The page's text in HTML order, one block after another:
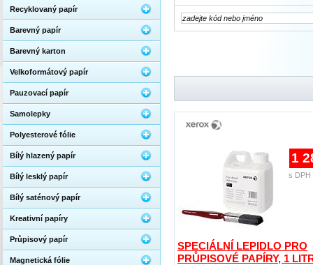
SPECIÁLNÍ LEPIDLO PRO
PRŮPISOVÉ PAPÍRY, 1
1
s DPH
Recyklovaný papír
Barevný papír
Barevný karton
Velkoformátový papír
Pauzovací papír
Samolepky
Polyesterové fólie
Bílý hlazený papír
Bílý lesklý papír
Bílý saténový papír
Kreativní papíry
Průpisový papír
Magnetická fólie